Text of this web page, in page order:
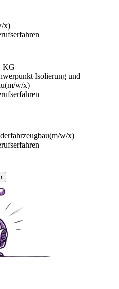
x)
KG
Isolierung und
(m/w/x)
(m/w/x)